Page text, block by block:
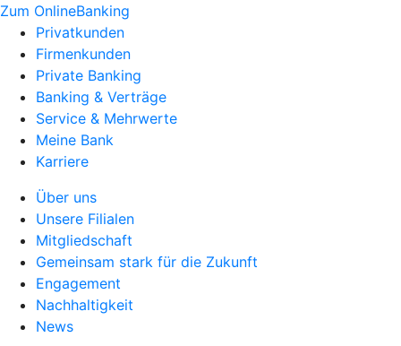
Zum OnlineBanking
Privatkunden
Firmenkunden
Private Banking
Banking & Verträge
Service & Mehrwerte
Meine Bank
Karriere
Über uns
Unsere Filialen
Mitgliedschaft
Gemeinsam stark für die Zukunft
Engagement
Nachhaltigkeit
News